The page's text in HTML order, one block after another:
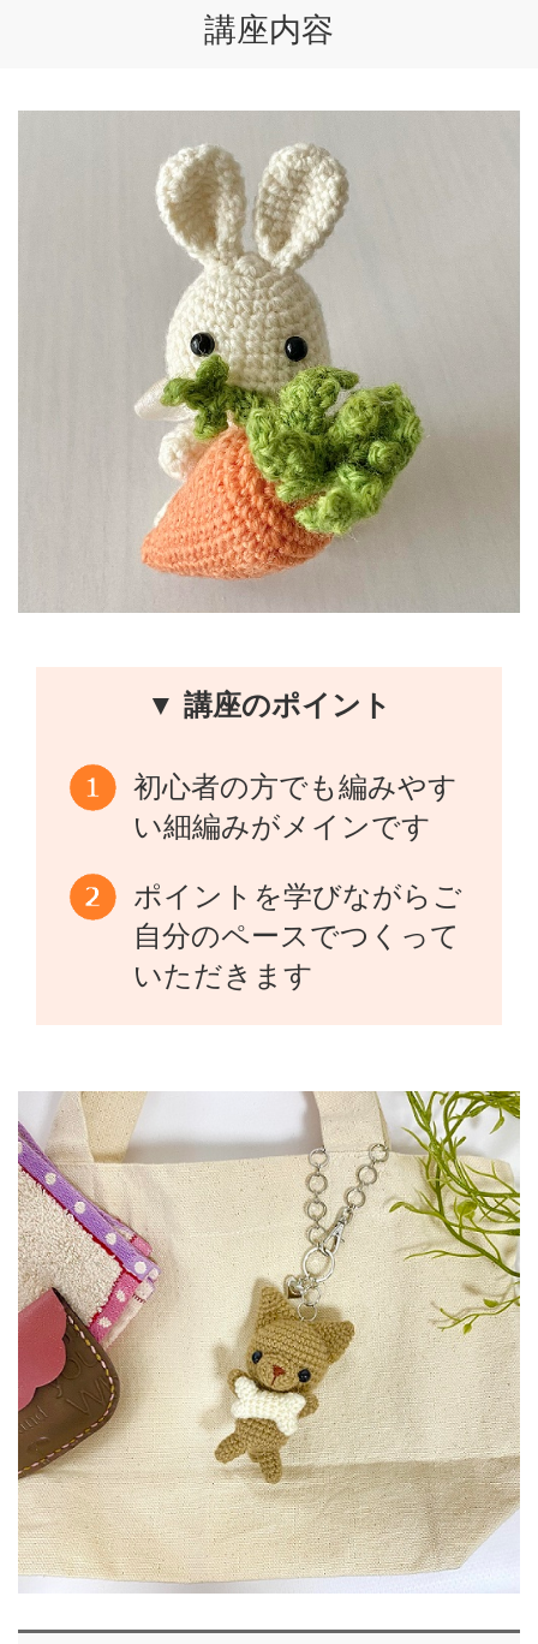
講座内容
▼ 講座のポイント
初心者の方でも編みやす
い細編みがメインです
ポイントを学びながらご
自分のペースでつくって
いただきます